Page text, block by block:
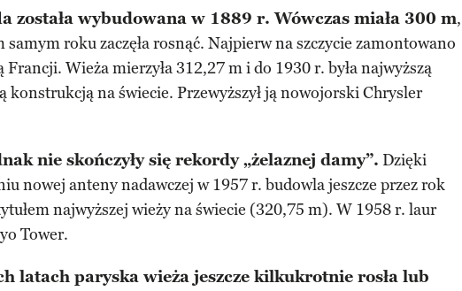
została wybudowana w 1889 r. Wówczas miała 300 m,
samym roku zaczęła rosnąć. Najpierw na szczycie zamontowano
Francji. Wieża mierzyła 312,27 m i do 1930 r. była najwyższą
konstrukcją na świecie. Przewyższył ją nowojorski Chrysler
nie skończyły się rekordy „żelaznej damy”. Dzięki
nowej anteny nadawczej w 1957 r. budowla jeszcze przez rok
najwyższej wieży na świecie (320,75 m). W 1958 r. laur
Tower.
latach paryska wieża jeszcze kilkukrotnie rosła lub